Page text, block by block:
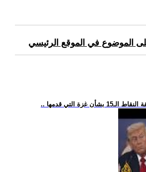
الموضوع في الموقع الرئيسي
غزة التي قدمها